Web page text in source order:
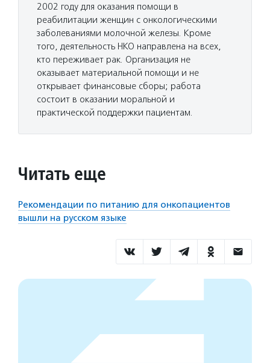
2002 году для оказания помощи в
реабилитации женщин с онкологическими
заболеваниями молочной железы. Кроме
того, деятельность НКО направлена на всех,
кто переживает рак. Организация не
оказывает материальной помощи и не
открывает финансовые сборы; работа
состоит в оказании моральной и
практической поддержки пациентам.
Читать еще
Рекомендации по питанию для онкопациентов
вышли на русском языке